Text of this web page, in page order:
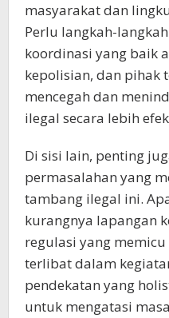
masyarakat dan
Perlu langkah-
koordinasi yang baik
kepolisian, dan pihak
mencegah dan
ilegal secara lebih
Di sisi lain, penting
permasalahan yang
tambang ilegal ini.
kurangnya lapangan
regulasi yang
terlibat dalam
pendekatan yang
untuk mengatasi